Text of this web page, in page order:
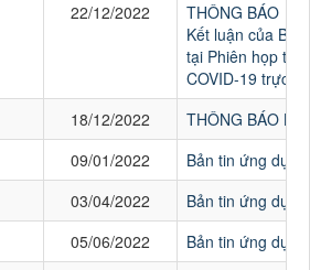
22/12/2022
THÔNG BÁO
Kết luận của
tại Phiên họp
COVID-19 trực
18/12/2022
THÔNG BÁO
09/01/2022
Bản tin ứng
03/04/2022
Bản tin ứng
05/06/2022
Bản tin ứng